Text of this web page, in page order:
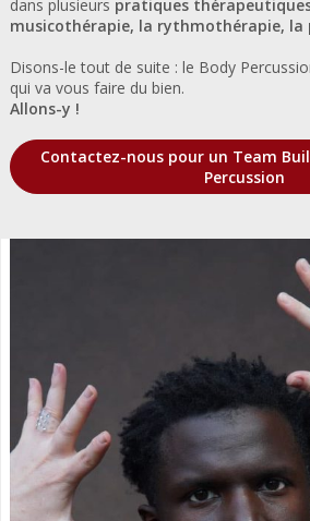
dans plusieurs pratiques
musicothérapie, la rythmothérapie, la
Disons-le tout de suite : le Body
qui va vous faire du bien.
Allons-y !
Contactez-nous pour un Team
Percussion